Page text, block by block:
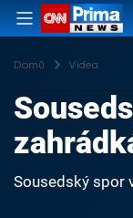
Domů Videa
Sousedský spor